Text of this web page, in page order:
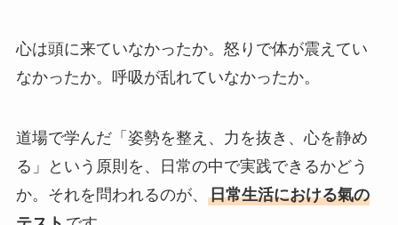
心は頭に来ていなかったか。怒りで体が震えてい
なかったか。呼吸が乱れていなかったか。
道場で学んだ「姿勢を整え、力を抜き、心を静め
る」という原則を、日常の中で実践できるかどう
か。それを問われるのが、 日常生活における氣の